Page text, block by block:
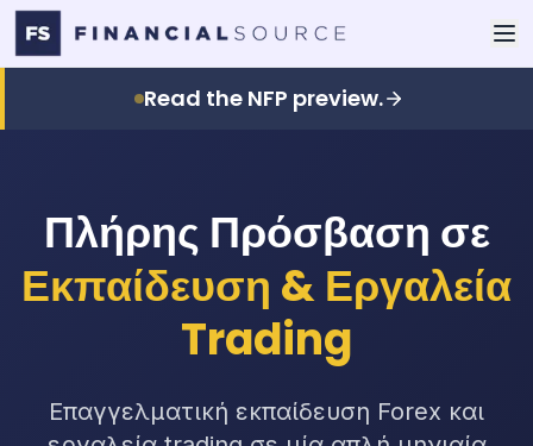
Read the NFP preview.
Πλήρης Πρόσβαση σε
Εκπαίδευση & Εργαλεία
Trading
Επαγγελματική εκπαίδευση Forex και